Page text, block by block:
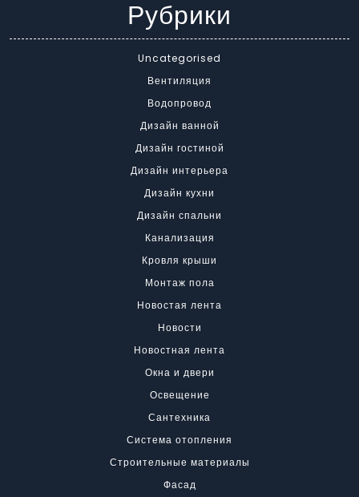
Рубрики
Uncategorised
Вентиляция
Водопровод
Дизайн ванной
Дизайн гостиной
Дизайн интерьера
Дизайн кухни
Дизайн спальни
Канализация
Кровля крыши
Монтаж пола
Новостая лента
Новости
Новостная лента
Окна и двери
Освещение
Сантехника
Система отопления
Строительные материалы
Фасад